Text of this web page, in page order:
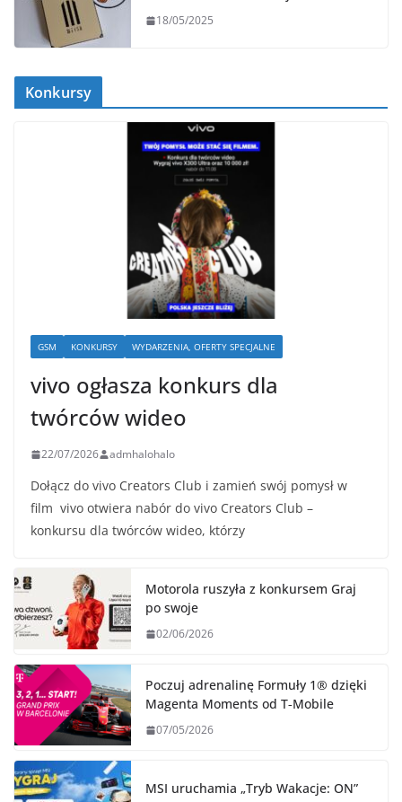
18/05/2025
Konkursy
GSM KONKURSY WYDARZENIA, OFERTY SPECJALNE
vivo ogłasza konkurs dla
twórców wideo
22/07/2026 admhalohalo
Dołącz do vivo Creators Club i zamień swój pomysł w
film vivo otwiera nabór do vivo Creators Club –
konkursu dla twórców wideo, którzy
Motorola ruszyła z konkursem Graj
po swoje
02/06/2026
Poczuj adrenalinę Formuły 1® dzięki
Magenta Moments od T‑Mobile
07/05/2026
MSI uruchamia „Tryb Wakacje: ON”